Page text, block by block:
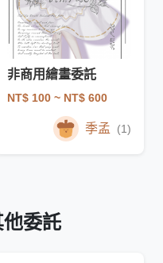
非商用繪畫委託
NT$ 100 ~ NT$ 600
季孟 (1)
委託